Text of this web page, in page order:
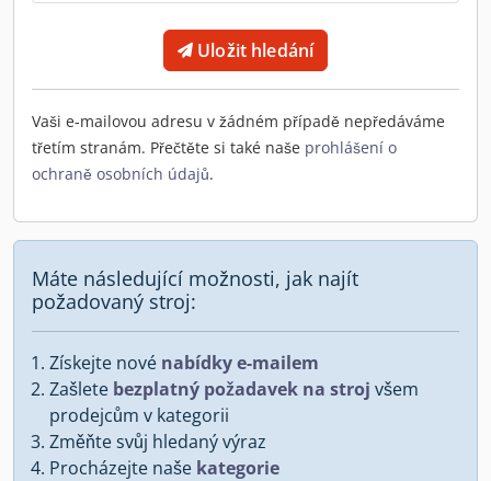
Uložit hledání
Vaši e-mailovou adresu v žádném případě nepředáváme
třetím stranám. Přečtěte si také naše prohlášení o
ochraně osobních údajů.
Máte následující možnosti, jak najít
požadovaný stroj:
Získejte nové nabídky e-mailem
Zašlete bezplatný požadavek na stroj všem
prodejcům v kategorii
Změňte svůj hledaný výraz
Procházejte naše kategorie